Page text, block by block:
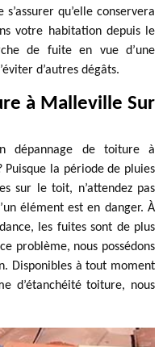
qu’elle conservera
votre habitation depuis le
de fuite en vue d’une
d’autres dégâts.
à Malleville Sur
dépannage de toiture à
Puisque la période de pluies
sur le toit, n’attendez pas
élément est en danger. À
les fuites sont de plus
problème, nous possédons
Disponibles à tout moment
d’étanchéité toiture, nous